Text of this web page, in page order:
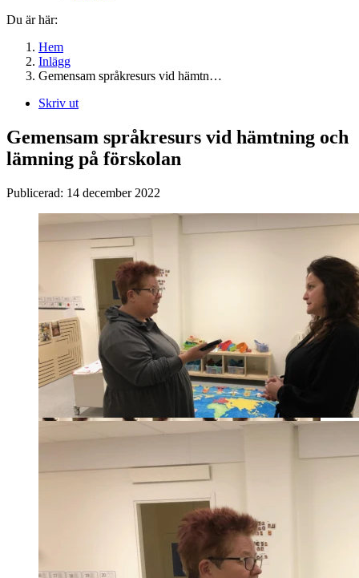
Du är här:
Hem
Inlägg
Gemensam språkresurs vid hämtn…
Skriv ut
Gemensam språkresurs vid hämtning och
lämning på förskolan
Publicerad: 14 december 2022